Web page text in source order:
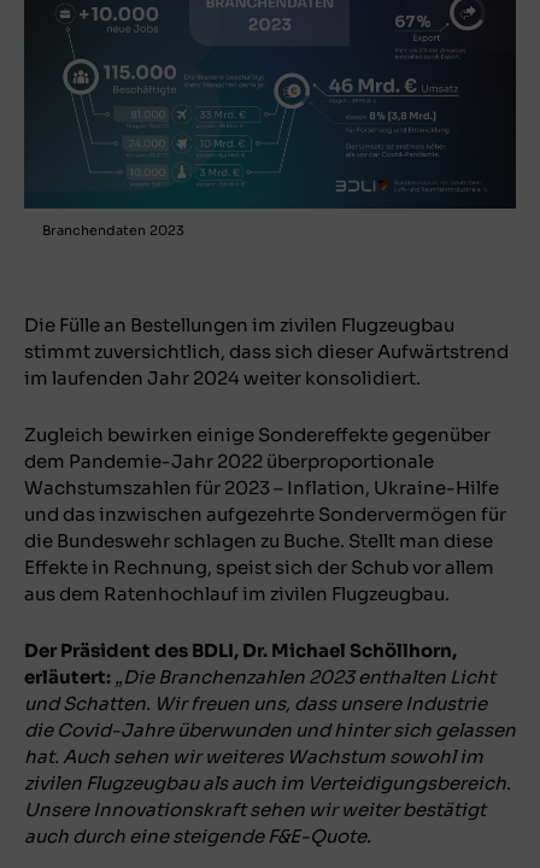
Branchendaten 2023
Die Fülle an Bestellungen im zivilen Flugzeugbau
stimmt zuversichtlich, dass sich dieser Aufwärtstrend
im laufenden Jahr 2024 weiter konsolidiert.
Zugleich bewirken einige Sondereffekte gegenüber
dem Pandemie-Jahr 2022 überproportionale
Wachstumszahlen für 2023 – Inflation, Ukraine-Hilfe
und das inzwischen aufgezehrte Sondervermögen für
die Bundeswehr schlagen zu Buche. Stellt man diese
Effekte in Rechnung, speist sich der Schub vor allem
aus dem Ratenhochlauf im zivilen Flugzeugbau.
Der Präsident des BDLI, Dr. Michael Schöllhorn,
erläutert: „Die Branchenzahlen 2023 enthalten Licht
und Schatten. Wir freuen uns, dass unsere Industrie
die Covid-Jahre überwunden und hinter sich gelassen
hat. Auch sehen wir weiteres Wachstum sowohl im
zivilen Flugzeugbau als auch im Verteidigungsbereich.
Unsere Innovationskraft sehen wir weiter bestätigt
auch durch eine steigende F&E-Quote.